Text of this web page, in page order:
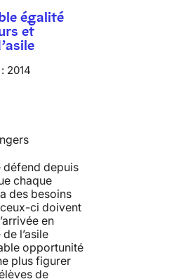
égalité
et
2014
défend depuis
chaque
des besoins
ci doivent
en
l’asile
opportunité
plus figurer
de